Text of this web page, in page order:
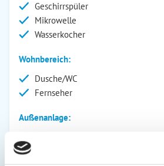
Geschirrspüler
Mikrowelle
Wasserkocher
Wohnbereich:
Dusche/WC
Fernseher
Außenanlage: